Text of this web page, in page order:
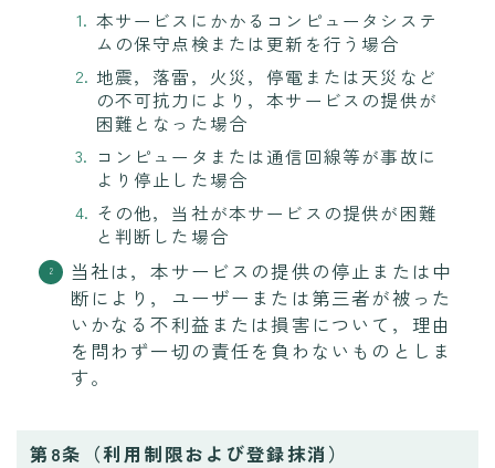
本サービスにかかるコンピュータシステ
ムの保守点検または更新を行う場合
地震，落雷，火災，停電または天災など
の不可抗力により，本サービスの提供が
困難となった場合
コンピュータまたは通信回線等が事故に
より停止した場合
その他，当社が本サービスの提供が困難
と判断した場合
当社は，本サービスの提供の停止または中
断により，ユーザーまたは第三者が被った
いかなる不利益または損害について，理由
を問わず一切の責任を負わないものとしま
す。
第8条（利用制限および登録抹消）